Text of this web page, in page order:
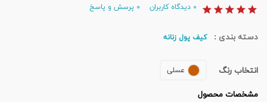
دیدگاه کاربران پرسش و پاسخ
دسته بندی : کیف پول زنانه
انتخاب رنگ عسلی
مشخصات محصول